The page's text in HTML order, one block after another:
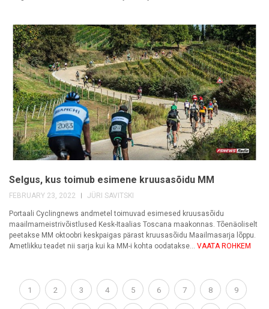
Selgus, kus toimub esimene kruusasõidu MM
FEBRUARY 23, 2022 JÜRI SAVITSKI
Portaali Cyclingnews andmetel toimuvad esimesed kruusasõidu
maailmameistrivõistlused Kesk-Itaalias Toscana maakonnas. Tõenäoliselt
peetakse MM oktoobri keskpaigas pärast kruusasõidu Maailmasarja lõppu.
Ametlikku teadet nii sarja kui ka MM-i kohta oodatakse... VAATA ROHKEM
1 2 3 4 5 6 7 8 9